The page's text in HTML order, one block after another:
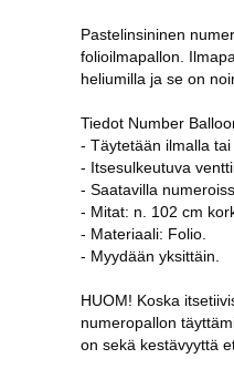
Pastelinsininen
folioilmapallon.
heliumilla ja se on
Tiedot Number
- Täytetään ilmalla tai
- Itsesulkeutuva
- Saatavilla
- Mitat: n. 102 cm
- Materiaali: Folio.
- Myydään yksittäin.
HUOM! Koska
numeropallon
on sekä kestävyyttä